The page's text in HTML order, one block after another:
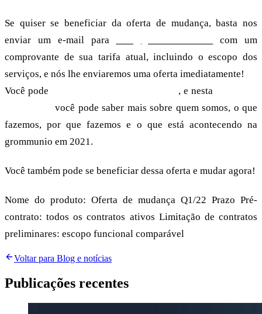
Se quiser se beneficiar da oferta de mudança, basta nos
enviar um e-mail para
com um
comprovante de sua tarifa atual, incluindo o escopo dos
serviços, e nós lhe enviaremos uma oferta imediatamente!
Você pode
, e nesta
você pode saber mais sobre quem somos, o que
fazemos, por que fazemos e o que está acontecendo na
grommunio em 2021.
Você também pode se beneficiar dessa oferta e mudar agora!
Nome do produto: Oferta de mudança Q1/22 Prazo Pré-
contrato: todos os contratos ativos Limitação de contratos
preliminares: escopo funcional comparável
Voltar para Blog e notícias
Publicações recentes